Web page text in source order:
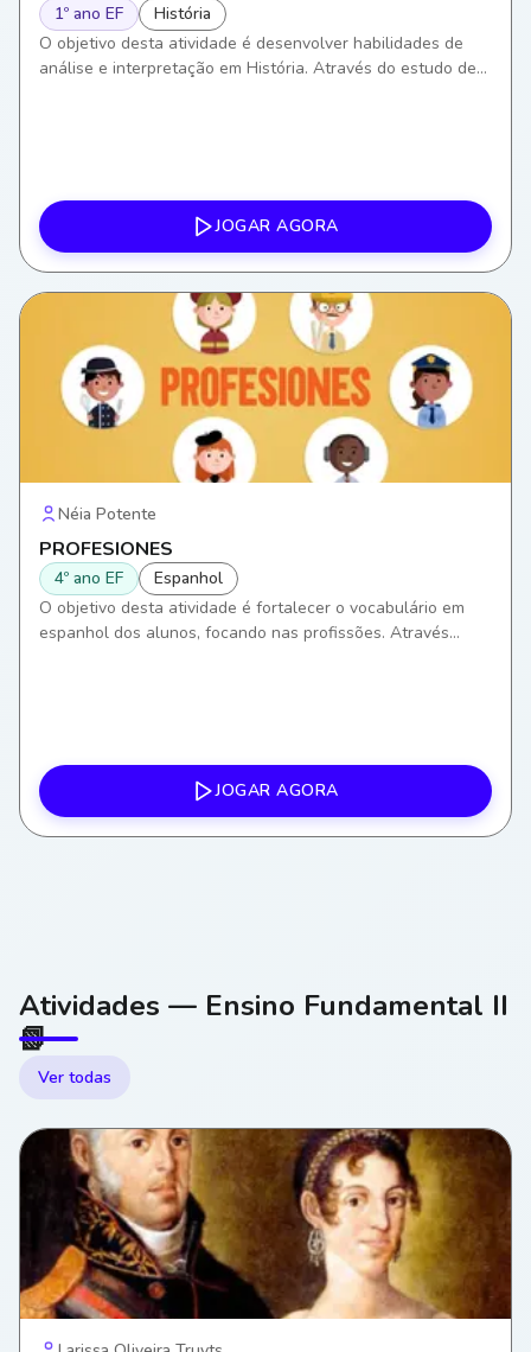
1º ano EF
História
O objetivo desta atividade é desenvolver habilidades de
análise e interpretação em História. Através do estudo de
JOGAR AGORA
Néia Potente
PROFESIONES
4º ano EF
Espanhol
O objetivo desta atividade é fortalecer o vocabulário em
espanhol dos alunos, focando nas profissões. Através
JOGAR AGORA
Atividades — Ensino Fundamental II
📗
Ver todas